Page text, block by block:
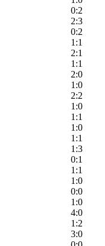
0:2
2:3
0:2
1:1
2:1
1:1
2:0
1:0
2:2
1:0
1:1
1:0
1:1
1:3
0:1
1:1
1:0
0:0
1:0
4:0
1:2
3:0